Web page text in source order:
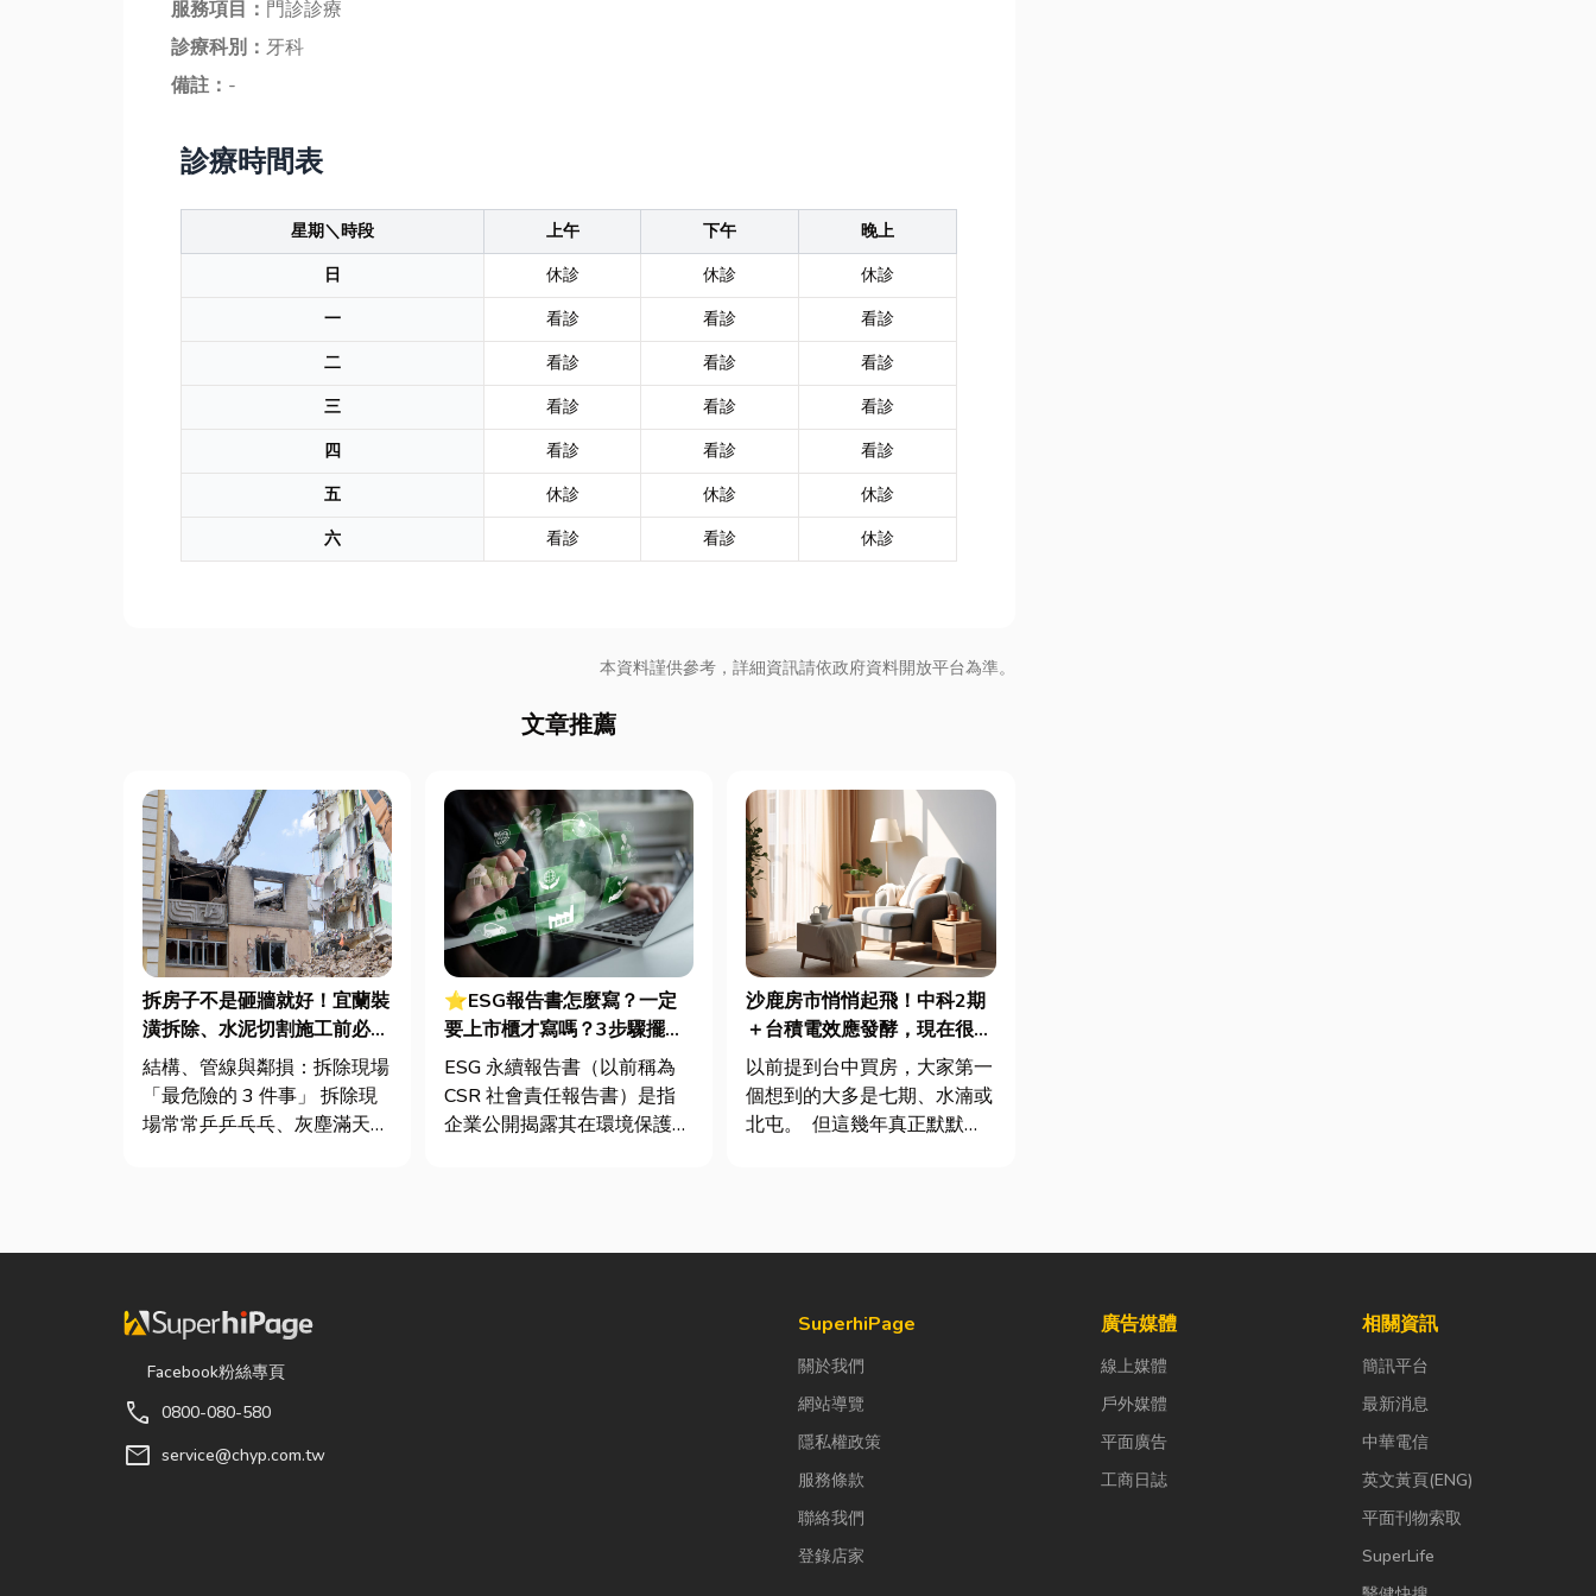
服務項目： 門診診療
診療科別： 牙科
備註： -
診療時間表
星期＼時段 上午 下午
晚上
日
休診 休診
休診
一
看診 看診
看診
二
看診 看診
看診
三
看診 看診
看診
四
看診 看診
看診
五
休診 休診
休診
六
看診 看診 休診
本資料謹供參考，詳細資訊請依政府資料開放平台為準。
文章推薦
拆房子不是砸牆就好！宜蘭裝
潢拆除、水泥切割施工前必看
的避坑指南，專家曝這 3 件事
最危險！
結構、管線與鄰損：拆除現場
「最危險的 3 件事」 拆除現
場常常乒乒乓乓、灰塵滿天
⭐ESG報告書怎麼寫？一定
要上市櫃才寫嗎？3步驟擺脫
綠色轉型焦慮
ESG 永續報告書（以前稱為
CSR 社會責任報告書）是指
企業公開揭露其在環境保護
沙鹿房市悄悄起飛！中科2期
＋台積電效應發酵，現在很多
人開始看海線
以前提到台中買房，大家第一
個想到的大多是七期、水湳或
北屯。 但這幾年真正默默崛
Facebook粉絲專頁
call 0800-080-580
mail service@chyp.com.tw
SuperhiPage
關於我們
網站導覽
隱私權政策
服務條款
聯絡我們
登錄店家
廣告媒體
線上媒體
戶外媒體
平面廣告
工商日誌
相關資訊
簡訊平台
最新消息
中華電信
英文黃頁(ENG)
平面刊物索取
SuperLife